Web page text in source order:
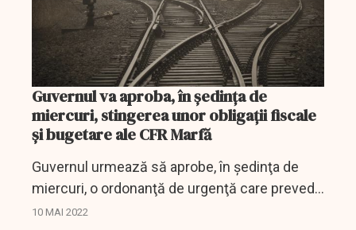
Guvernul va aproba, în şedinţa de
miercuri, stingerea unor obligaţii fiscale
şi bugetare ale CFR Marfă
Guvernul urmează să aprobe, în şedinţa de
miercuri, o ordonanţă de urgenţă care prevede
măsuri pentru stingerea unor obligaţii fiscale
10 MAI 2022